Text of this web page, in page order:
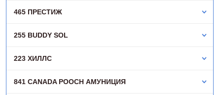
465 ПРЕСТИЖ
255 BUDDY SOL
223 ХИЛЛC
841 CANADA POОCH АМУНИЦИЯ